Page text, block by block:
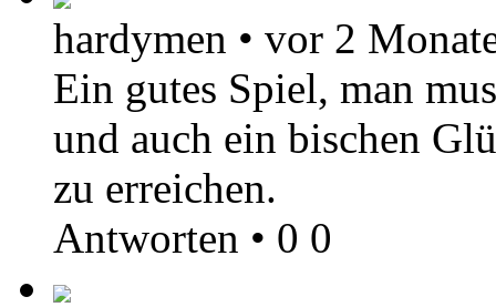
hardymen • vor 2
Ein gutes Spiel, man
und auch ein bischen
zu erreichen.
Antworten • 0 0